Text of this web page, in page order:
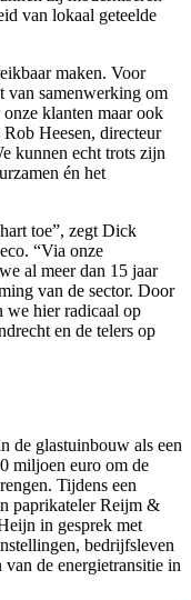
van lokaal geteelde
maken. Voor
van samenwerking om
klanten maar ook
Heesen, directeur
kunnen echt trots zijn
én het
toe”, zegt Dick
“Via onze
al meer dan 15 jaar
van de sector. Door
we hier radicaal op
en de telers op
de glastuinbouw als een
miljoen euro om de
Tijdens een
paprikateler Reijm &
in gesprek met
bedrijfsleven
de energietransitie in